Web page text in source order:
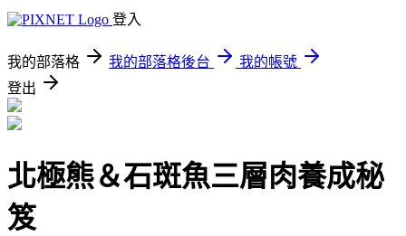
登入
我的部落格 我的部落格後台
我的帳號
登出
北極熊＆石斑魚三層肉養成秘
笈